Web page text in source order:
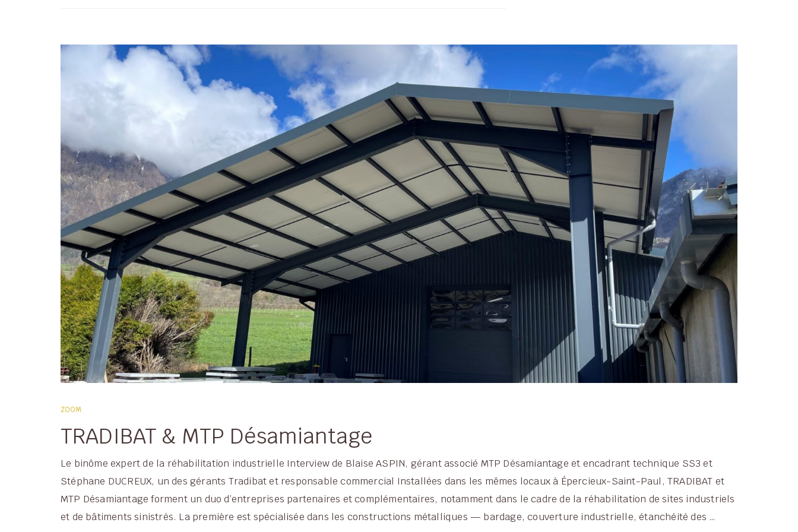
ZOOM
TRADIBAT & MTP Désamiantage
Le binôme expert de la réhabilitation industrielle Interview de Blaise ASPIN, gérant associé MTP Désamiantage et encadrant technique SS3 et
Stéphane DUCREUX, un des gérants Tradibat et responsable commercial Installées dans les mêmes locaux à Épercieux-Saint-Paul, TRADIBAT et
MTP Désamiantage forment un duo d’entreprises partenaires et complémentaires, notamment dans le cadre de la réhabilitation de sites industriels
et de bâtiments sinistrés. La première est spécialisée dans les constructions métalliques — bardage, couverture industrielle, étanchéité des …